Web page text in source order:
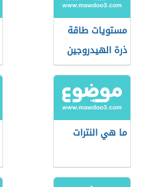
مستويات طاقة
ذرة الهيدروجين
ما هي النترات